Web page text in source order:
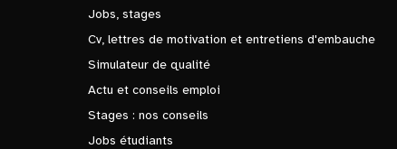
Jobs, stages
Cv, lettres de motivation et entretiens d'embauche
Simulateur de qualité
Actu et conseils emploi
Stages : nos conseils
Jobs étudiants